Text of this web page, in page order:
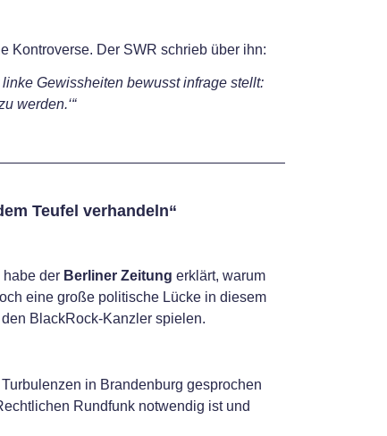
Kontroverse. Der SWR schrieb über ihn:
Gewissheiten bewusst infrage stellt:
werden.‘“
Teufel verhandeln“
habe der Berliner Zeitung erklärt, warum
eine große politische Lücke in diesem
BlackRock-Kanzler spielen.
in Brandenburg gesprochen
Rundfunk notwendig ist und